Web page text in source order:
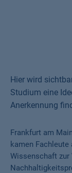
Hier wird
Studium eine
Anerkennung
Frankfurt am
kamen
Wissenschaft zur